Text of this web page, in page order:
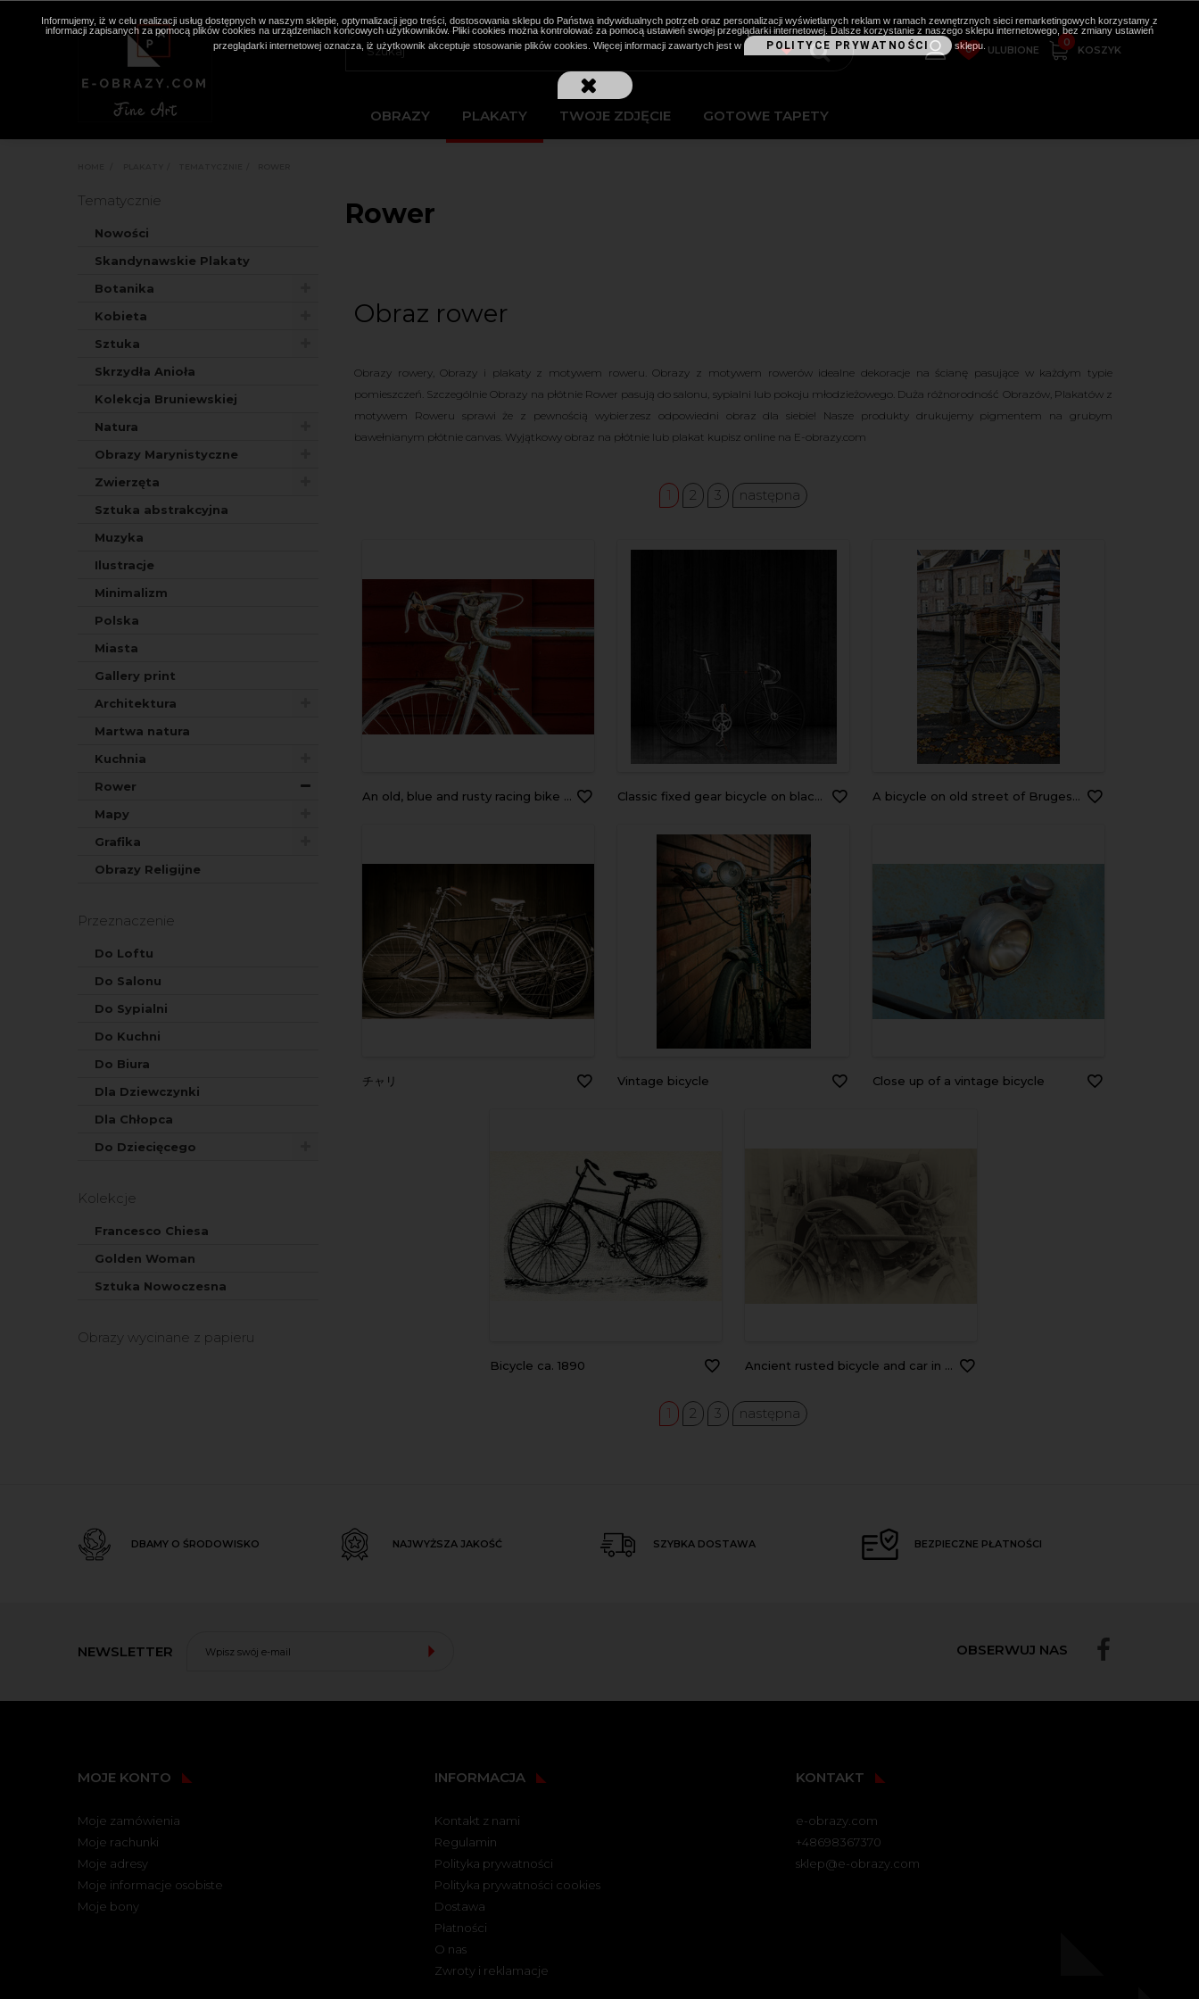
0 ULUBIONE
0
KOSZYK
OBRAZY PLAKATY TWOJE ZDJĘCIE GOTOWE TAPETY
Tematycznie
Nowości
Skandynawskie Plakaty
Botanika
Kobieta
Sztuka
Skrzydła Anioła
Kolekcja Bruniewskiej
Natura
Obrazy Marynistyczne
Zwierzęta
Sztuka abstrakcyjna
Muzyka
Ilustracje
Minimalizm
Polska
Miasta
Gallery print
Architektura
Martwa natura
Kuchnia
Rower
Mapy
Grafika
Obrazy Religijne
Przeznaczenie
Do Loftu
Do Salonu
Do Sypialni
Do Kuchni
Do Biura
Dla Dziewczynki
Dla Chłopca
Do Dziecięcego
Kolekcje
Francesco Chiesa
Golden Woman
Sztuka Nowoczesna
Obrazy wycinane z papieru
Rower
Obraz rower
Obrazy rowery, Obrazy i plakaty z motywem roweru. Obrazy z motywem rowerów idealne dekoracje na ścianę pasujące w każdym typie
pomieszczeń. Szczególnie Obrazy na płótnie Rower pasują do salonu, sypialni lub pokoju młodzieżowego. Duża różnorodność Obrazów, Plakatów z
motywem Roweru sprawi że z pewnością wybierzesz odpowiedni obraz dla siebie! Nasze produkty drukujemy pigmentem na grubym
bawełnianym płótnie canvas. Wyjątkowy obraz na płótnie lub plakat kupisz online na E-obrazy.com
1 2 3 następna
An old, blue and rusty racing bike leaning against a red, wooden wall. Classic fixed gear bicycle on black wood stage A bicycle on old street of Bruges, Belgium
チャリ Vintage bicycle Close up of a vintage bicycle
Bicycle ca. 1890 Ancient rusted bicycle and car in an old shed - black and white
1 2 3 następna
DBAMY O ŚRODOWISKO NAJWYŻSZA JAKOŚĆ SZYBKA DOSTAWA BEZPIECZNE PŁATNOŚCI
NEWSLETTER OBSERWUJ NAS
MOJE KONTO
Moje zamówienia
Moje rachunki
Moje adresy
Moje informacje osobiste
Moje bony
INFORMACJA
Kontakt z nami
Regulamin
Polityka prywatności
Polityka prywatności cookies
Dostawa
Płatności
O nas
Zwroty i reklamacje
KONTAKT
e-obrazy.com
+48698367370
sklep@e-obrazy.com
Informujemy, iż w celu realizacji usług dostępnych w naszym sklepie, optymalizacji jego treści, dostosowania sklepu do Państwa indywidualnych potrzeb oraz personalizacji wyświetlanych reklam w ramach zewnętrznych sieci remarketingowych korzystamy z
informacji zapisanych za pomocą plików cookies na urządzeniach końcowych użytkowników. Pliki cookies można kontrolować za pomocą ustawień swojej przeglądarki internetowej. Dalsze korzystanie z naszego sklepu internetowego, bez zmiany ustawień
przeglądarki internetowej oznacza, iż użytkownik akceptuje stosowanie plików cookies. Więcej informacji zawartych jest w
POLITYCE PRYWATNOŚCI sklepu.